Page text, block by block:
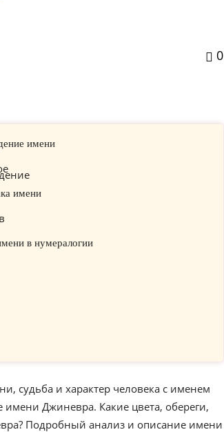
0
имени
имени
в нумералогии
судьба и характер человека с именем
Джиневра. Какие цвета, обереги,
Подробный анализ и описание имени